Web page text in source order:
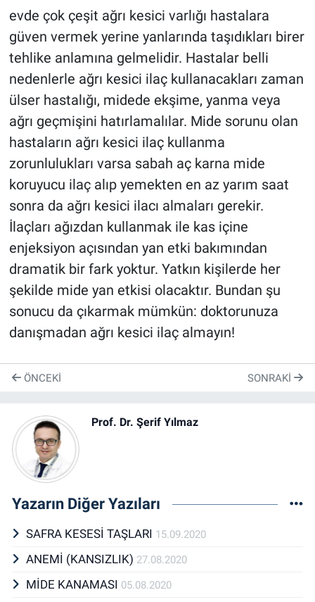
evde çok çeşit ağrı kesici varlığı hastalara
güven vermek yerine yanlarında taşıdıkları birer
tehlike anlamına gelmelidir. Hastalar belli
nedenlerle ağrı kesici ilaç kullanacakları zaman
ülser hastalığı, midede ekşime, yanma veya
ağrı geçmişini hatırlamalılar. Mide sorunu olan
hastaların ağrı kesici ilaç kullanma
zorunlulukları varsa sabah aç karna mide
koruyucu ilaç alıp yemekten en az yarım saat
sonra da ağrı kesici ilacı almaları gerekir.
İlaçları ağızdan kullanmak ile kas içine
enjeksiyon açısından yan etki bakımından
dramatik bir fark yoktur. Yatkın kişilerde her
şekilde mide yan etkisi olacaktır. Bundan şu
sonucu da çıkarmak mümkün: doktorunuza
danışmadan ağrı kesici ilaç almayın!
ÖNCEKI SONRAKI
Prof. Dr. Şerif Yılmaz
Yazarın Diğer Yazıları
SAFRA KESESİ TAŞLARI 15.09.2020
ANEMİ (KANSIZLIK) 27.08.2020
MİDE KANAMASI 05.08.2020